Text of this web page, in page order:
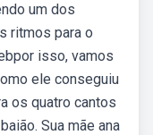
um dos
ritmos para o
isso, vamos
ele conseguiu
os quatro cantos
Sua mãe ana